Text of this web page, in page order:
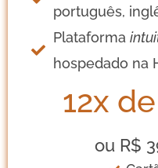
português,
Plataforma
hospedado na
12x
ou R$